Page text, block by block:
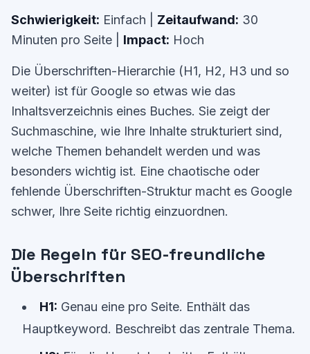
Schwierigkeit: Einfach | Zeitaufwand: 30
Minuten pro Seite | Impact: Hoch
Die Überschriften-Hierarchie (H1, H2, H3 und so
weiter) ist für Google so etwas wie das
Inhaltsverzeichnis eines Buches. Sie zeigt der
Suchmaschine, wie Ihre Inhalte strukturiert sind,
welche Themen behandelt werden und was
besonders wichtig ist. Eine chaotische oder
fehlende Überschriften-Struktur macht es Google
schwer, Ihre Seite richtig einzuordnen.
Die Regeln für SEO-freundliche
Überschriften
H1: Genau eine pro Seite. Enthält das
Hauptkeyword. Beschreibt das zentrale Thema.